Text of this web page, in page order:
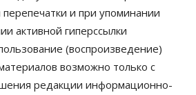
центры Новосибирска
успеха», считает
и при упоминании
активной гиперссылки
(воспроизведение)
возможно только с
редакции информационно-